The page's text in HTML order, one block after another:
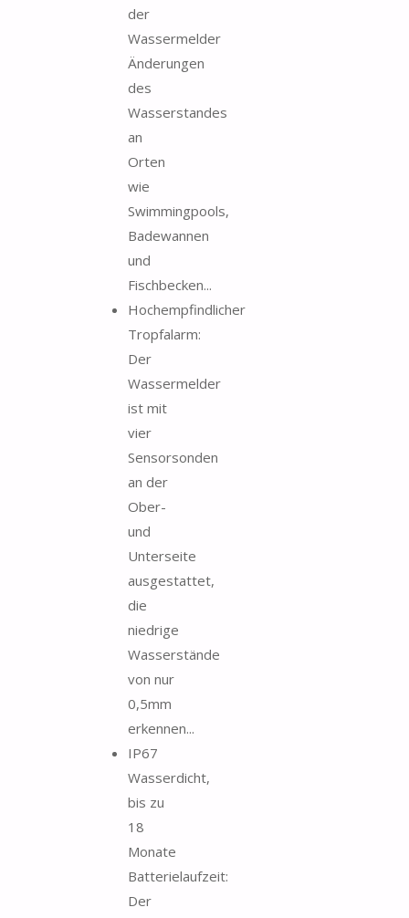
der
Wassermelder
Änderungen
des
Wasserstandes
an
Orten
wie
Swimmingpools,
Badewannen
und
Fischbecken...
Hochempfindlicher
Tropfalarm:
Der
Wassermelder
ist mit
vier
Sensorsonden
an der
Ober-
und
Unterseite
ausgestattet,
die
niedrige
Wasserstände
von nur
0,5mm
erkennen...
IP67
Wasserdicht,
bis zu
18
Monate
Batterielaufzeit:
Der